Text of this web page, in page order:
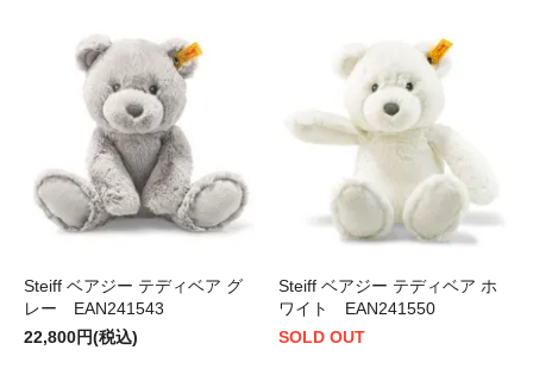
Steiff ベアジー テディベア グ
レー EAN241543
22,800円(税込)
Steiff ベアジー テディベア ホ
ワイト EAN241550
SOLD OUT